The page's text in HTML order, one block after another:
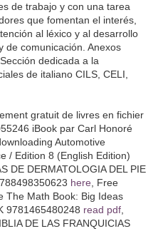
de trabajo y con una tarea
que fomentan el interés,
al léxico y al desarrollo
de comunicación. Anexos
dedicada a la
de italiano CILS, CELI,
gratuit de livres en fichier
iBook par Carl Honoré
Automotive
/ Edition 8 (English Edition)
DE DERMATOLOGIA DEL PIE
here , Free
The Math Book: Big Ideas
9781465480248 read pdf
DE LAS FRANQUICIAS